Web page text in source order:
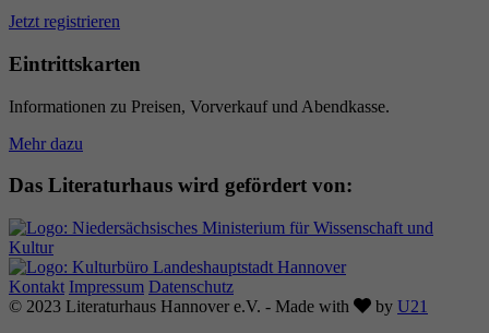
Jetzt registrieren
Eintrittskarten
Informationen zu Preisen, Vorverkauf und Abendkasse.
Mehr dazu
Das Literaturhaus wird gefördert von:
Kontakt Impressum Datenschutz
© 2023 Literaturhaus Hannover e.V. - Made with
Love
by U21